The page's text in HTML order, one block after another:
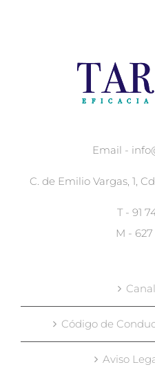
Email -
C. de Emilio Vargas, 1,
T - 91
M -
Código de
Aviso